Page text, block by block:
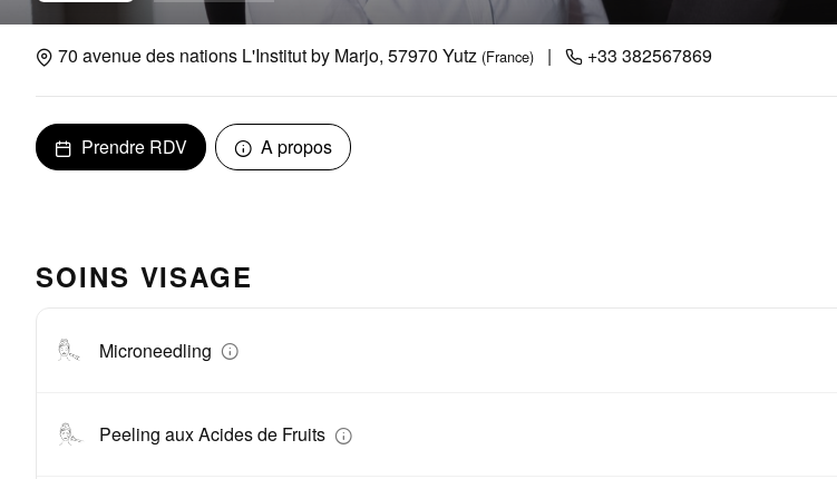
70 avenue des nations L'Institut by Marjo, 57970 Yutz (France) | +33 382567869
Prendre RDV A propos
SOINS VISAGE
Microneedling
Peeling aux Acides de Fruits